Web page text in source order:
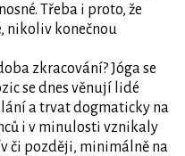
Třeba i proto, že
nikoliv konečnou
zkracování? Jóga se
se dnes věnují lidé
a trvat dogmaticky na
i v minulosti vznikaly
či později, minimálně na